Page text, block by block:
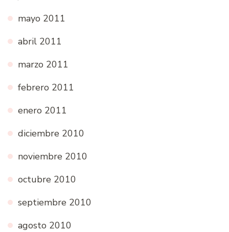
mayo 2011
abril 2011
marzo 2011
febrero 2011
enero 2011
diciembre 2010
noviembre 2010
octubre 2010
septiembre 2010
agosto 2010